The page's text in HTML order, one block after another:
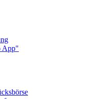
App"